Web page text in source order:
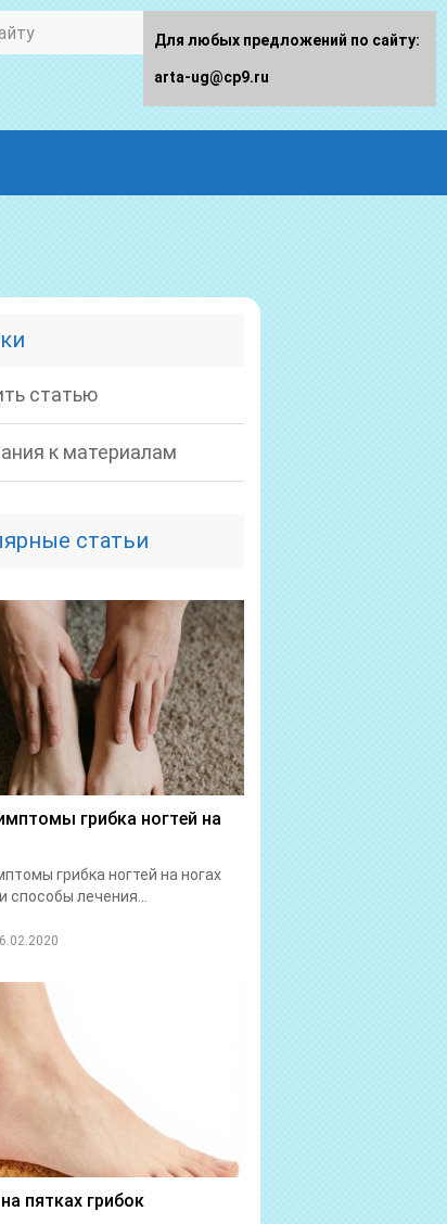
статью
к материалам
статьи
грибка ногтей на
грибка ногтей на ногах
лечения...
пятках грибок
Для любых предложений по сайту:
arta-ug@cp9.ru